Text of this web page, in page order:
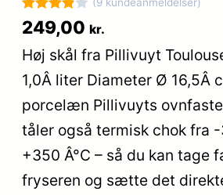
Bedømt
som3.9
ud af 5
baseret
9
ømmels
er
249,00 kr.
Høj skål fra Pillivuyt
1,0Â liter Diameter Ø 16,5Â
porcelæn Pillivuyts
tåler også termisk chok fra -
+350 Â°C – så du kan tage
fryseren og sætte det